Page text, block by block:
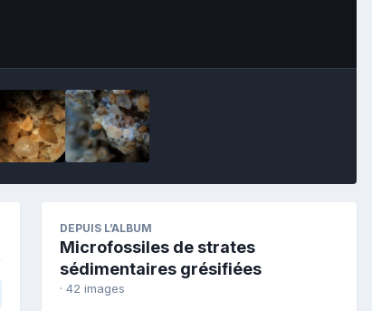
DEPUIS L’ALBUM
Microfossiles de strates
sédimentaires grésifiées
· 42 images